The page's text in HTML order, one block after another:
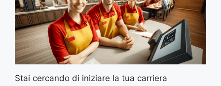
Stai cercando di iniziare la tua carriera